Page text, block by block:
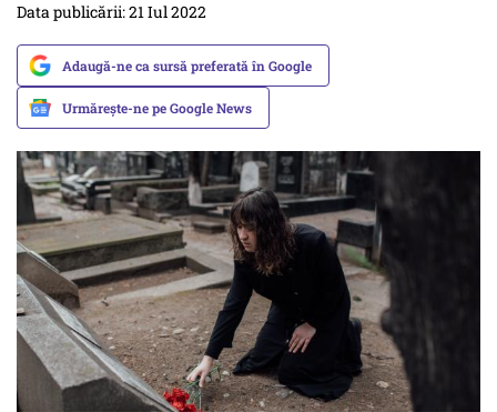
Data publicării: 21 Iul 2022
Adaugă-ne ca sursă preferată în Google
Urmărește-ne pe Google News